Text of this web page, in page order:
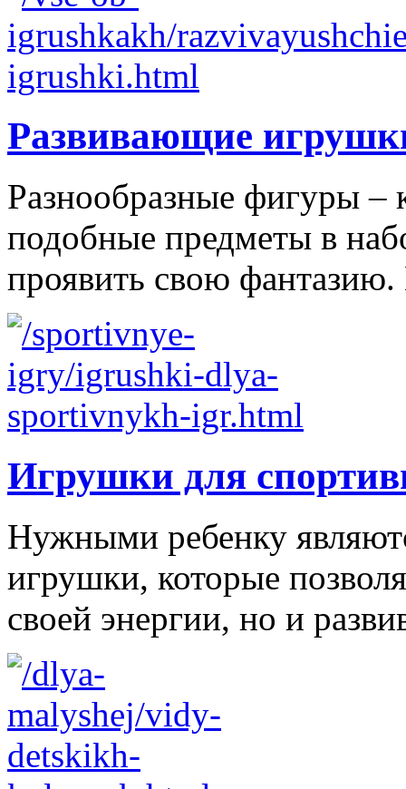
Развивающие
Разнообразные фигуры –
подобные предметы в
проявить свою
Игрушки для
Нужными ребенку
игрушки, которые
своей энергии, но и